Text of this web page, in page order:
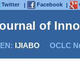
Twitter | Facebook |
of
IJIABO OCLC